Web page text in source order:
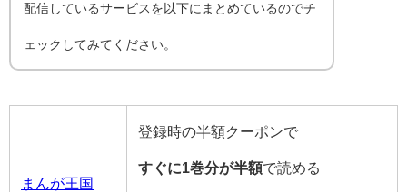
配信しているサービスを以下にまとめているのでチ
ェックしてみてください。
まんが王国
登録時の半額クーポンで
すぐに1巻分が半額で読める